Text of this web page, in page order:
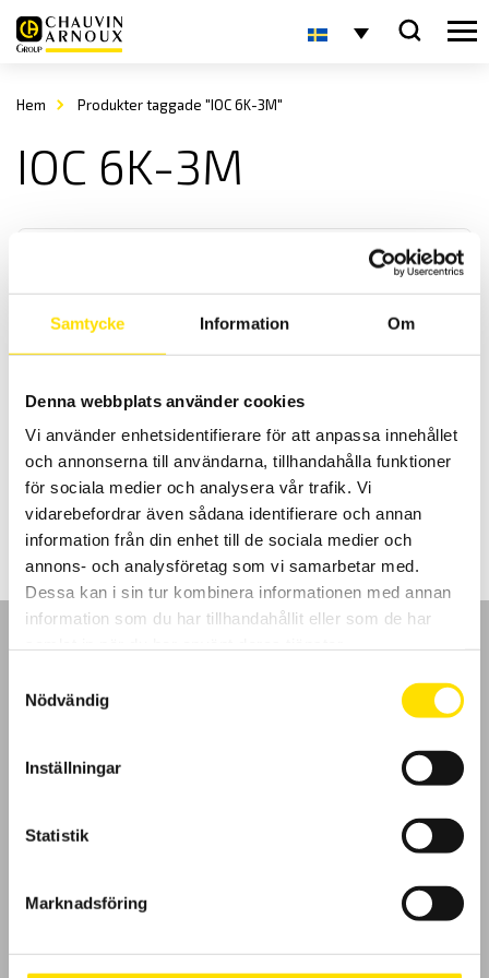
Samtycke Information Om
Denna webbplats använder cookies
Vi använder enhetsidentifierare för att anpassa innehållet
och annonserna till användarna, tillhandahålla funktioner
för sociala medier och analysera vår trafik. Vi
vidarebefordrar även sådana identifierare och annan
information från din enhet till de sociala medier och
annons- och analysföretag som vi samarbetar med.
Dessa kan i sin tur kombinera informationen med annan
information som du har tillhandahållit eller som de har
Nödvändig
Inställningar
Statistik
Marknadsföring
Hem Produkter taggade "IOC 6K-3M"
IOC 6K-3M
KERN IOC Plattformsvåg
användningsområden med maxkapacitet upp till 600 kg
4,650.00 kr –9,850.00krPrisintervall:
4,650.00 kr
till
9,850.00 kr
LÄS MER